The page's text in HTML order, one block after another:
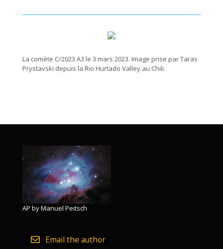
La comète C/2023 A3 le 3 mars 2023. Image prise par Taras
Prystavski depuis la Rio Hurtado Valley au Chili.
AP by Manuel Peitsch
Email the author